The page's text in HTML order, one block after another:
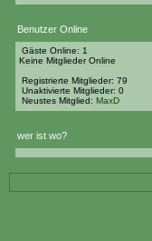
Benutzer Online
Gäste Online: 1
Keine Mitglieder Online
Registrierte Mitglieder: 79
Unaktivierte Mitglieder: 0
Neustes Mitglied: MaxD
wer ist wo?